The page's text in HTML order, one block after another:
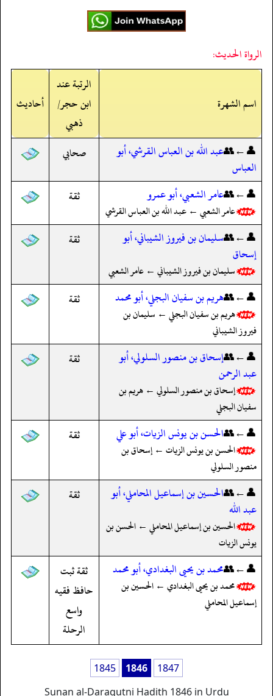
الرواة الحديث:
اسم الشهرة
الرتبة عند
ابن حجر/
ذهبي
أحاديث
👤←👥عبد الله بن العباس القرشي، أبو
العباس
صحابي
👤←👥عامر الشعبي، أبو عمرو
عامر الشعبي ← عبد الله بن العباس القرشي
ثقة
👤←👥سليمان بن فيروز الشيباني، أبو
إسحاق
سليمان بن فيروز الشيباني ← عامر الشعبي
ثقة
👤←👥هريم بن سفيان البجلي، أبو محمد
هريم بن سفيان البجلي ← سليمان بن
فيروز الشيباني
ثقة
👤←👥إسحاق بن منصور السلولي، أبو
عبد الرحمن
إسحاق بن منصور السلولي ← هريم بن
سفيان البجلي
ثقة
👤←👥الحسن بن يونس الزيات، أبو علي
الحسن بن يونس الزيات ← إسحاق بن
منصور السلولي
ثقة
👤←👥الحسين بن إسماعيل المحاملي، أبو
عبد الله
الحسين بن إسماعيل المحاملي ← الحسن بن
يونس الزيات
ثقة
👤←👥محمد بن يحيى البغدادي، أبو محمد
محمد بن يحيى البغدادي ← الحسين بن
إسماعيل المحاملي
ثقة ثبت
حافظ فقيه
واسع
الرحلة
1845 1846
1847
Sunan al-Daraqutni Hadith 1846 in Urdu